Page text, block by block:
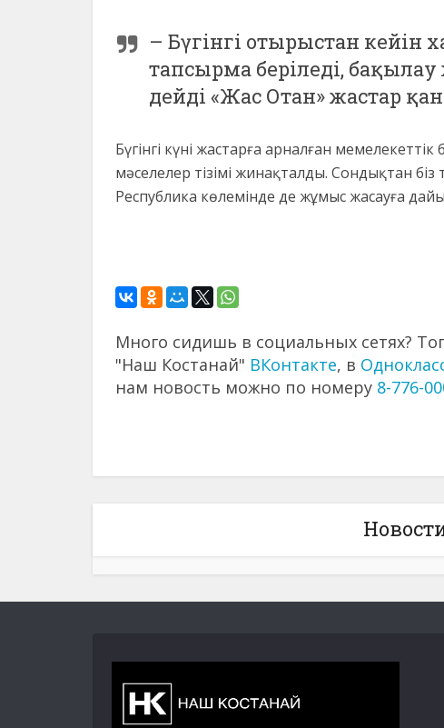
– Бүгінгі отырыстан кейін
тапсырма беріледі,
дейді «Жас Отан» жастар
Бүгінгі күні жастарға арналған
мәселелер тізімі жинақталды. Сондықтан
Республика көлемінде де жұмыс жасауға
Много сидишь в социальных сетях?
"Наш Костанай" ВКонтакте, в
нам новость можно по номеру 8-776-